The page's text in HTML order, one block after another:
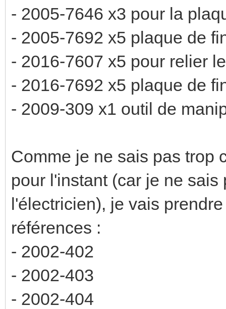
- 2005-7646 x3 pour la
- 2005-7692 x5 plaque de
- 2016-7607 x5 pour relier
- 2016-7692 x5 plaque de
- 2009-309 x1 outil de
Comme je ne sais pas trop
pour l'instant (car je ne
l'électricien), je vais
références :
- 2002-402
- 2002-403
- 2002-404